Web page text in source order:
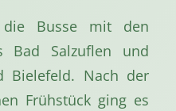
Busse mit den
Bad Salzuflen und
Bielefeld. Nach der
Frühstück ging es